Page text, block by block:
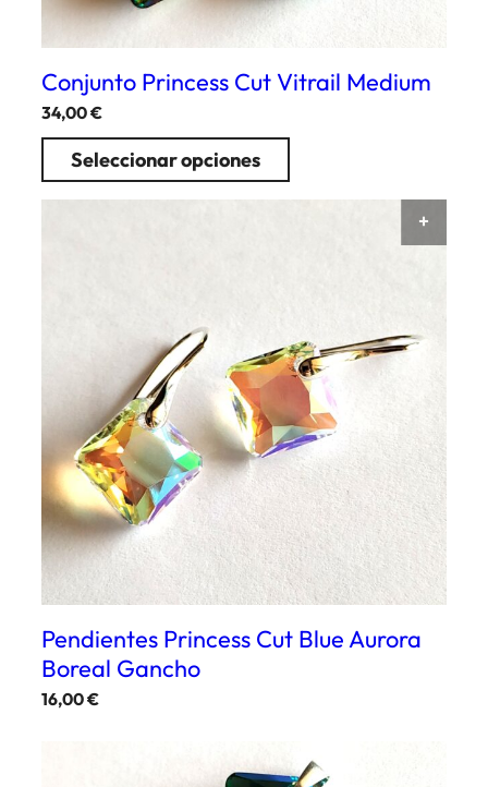
Conjunto Princess Cut Vitrail Medium
34,00€
Seleccionar opciones
Pendientes Princess Cut Blue Aurora
Boreal Gancho
16,00€